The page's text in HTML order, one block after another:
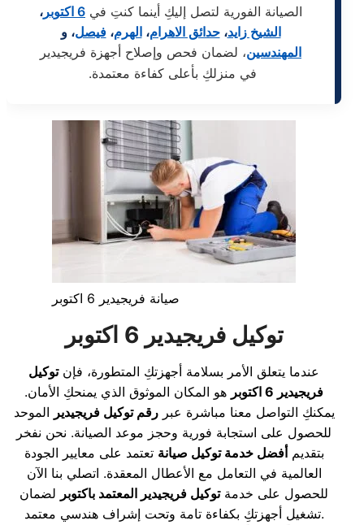
الصيانة الفورية لتصل إليكِ أينما كنتِ في 6 اكتوبر
،
الشيخ زايد،حدائق الاهرام،الهرم،فيصل، و
المهندسين، لضمان فحص وإصلاح أجهزة فريجيدير
في منزلكِ بأعلى كفاءة معتمدة.
صيانة فريجيدير 6 اكتوبر
توكيل فريجيدير 6 اكتوبر
عندما يتعلق الأمر بسلامة أجهزتكِ المتطورة، فإنتوكيل
فريجيدير 6 اكتوبر
هو المكان الموثوق الذي يمنحكِ الأمان.
يمكنكِ التواصل معنا مباشرة عبررقم توكيل فريجيدير الموحد
للحصول على استجابة فورية وحجز موعد الصيانة. نحن نفخر
بتقديم أفضل خدمة توكيل صيانة تعتمد على معايير الجودة
العالمية في التعامل مع الأعطال المعقدة. اتصلي بنا الآن
للحصول على خدمةتوكيل فريجيدير المعتمد باكتوبر لضمان
تشغيل أجهزتكِ بكفاءة تامة وتحت إشراف هندسي معتمد.